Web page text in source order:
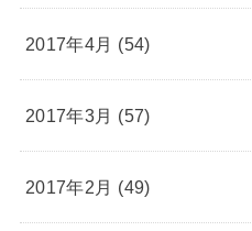
2017年4月 (54)
2017年3月 (57)
2017年2月 (49)